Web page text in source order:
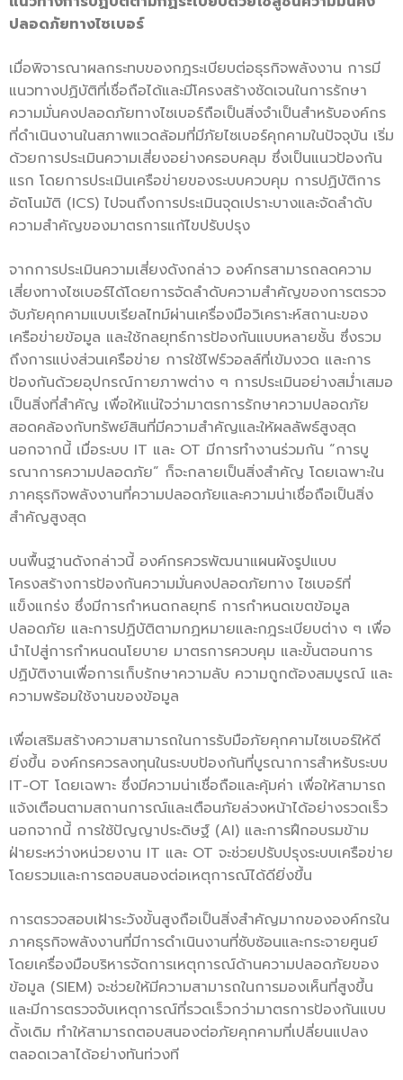
ปลอดภัยทางไซเบอร์
เมื่อพิจารณาผลกระทบของกฎระเบียบต่อธุรกิจพลังงาน การมี
แนวทางปฏิบัติที่เชื่อถือได้และมีโครงสร้างชัดเจนในการรักษา
ความมั่นคงปลอดภัยทางไซเบอร์ถือเป็นสิ่งจำเป็นสำหรับองค์กร
ที่ดำเนินงานในสภาพแวดล้อมที่มีภัยไซเบอร์คุกคามในปัจจุบัน เริ่ม
ด้วยการประเมินความเสี่ยงอย่างครอบคลุม ซึ่งเป็นแนวป้องกัน
แรก โดยการประเมินเครือข่ายของระบบควบคุม การปฏิบัติการ
อัตโนมัติ (ICS) ไปจนถึงการประเมินจุดเปราะบางและจัดลำดับ
ความสำคัญของมาตรการแก้ไขปรับปรุง
จากการประเมินความเสี่ยงดังกล่าว องค์กรสามารถลดความ
เสี่ยงทางไซเบอร์ได้โดยการจัดลำดับความสำคัญของการตรวจ
จับภัยคุกคามแบบเรียลไทม์ผ่านเครื่องมือวิเคราะห์สถานะของ
เครือข่ายข้อมูล และใช้กลยุทธ์การป้องกันแบบหลายชั้น ซึ่งรวม
ถึงการแบ่งส่วนเครือข่าย การใช้ไฟร์วอลล์ที่เข้มงวด และการ
ป้องกันด้วยอุปกรณ์กายภาพต่าง ๆ การประเมินอย่างสม่ำเสมอ
เป็นสิ่งที่สำคัญ เพื่อให้แน่ใจว่ามาตรการรักษาความปลอดภัย
สอดคล้องกับทรัพย์สินที่มีความสำคัญและให้ผลลัพธ์สูงสุด
นอกจากนี้ เมื่อระบบ IT และ OT มีการทำงานร่วมกัน “การบู
รณาการความปลอดภัย” ก็จะกลายเป็นสิ่งสำคัญ โดยเฉพาะใน
ภาคธุรกิจพลังงานที่ความปลอดภัยและความน่าเชื่อถือเป็นสิ่ง
สำคัญสูงสุด
บนพื้นฐานดังกล่าวนี้ องค์กรควรพัฒนาแผนผังรูปแบบ
โครงสร้างการป้องกันความมั่นคงปลอดภัยทาง ไซเบอร์ที่
แข็งแกร่ง ซึ่งมีการกำหนดกลยุทธ์ การกำหนดเขตข้อมูล
ปลอดภัย และการปฏิบัติตามกฏหมายและกฎระเบียบต่าง ๆ เพื่อ
นำไปสู่การกำหนดนโยบาย มาตรการควบคุม และขั้นตอนการ
ปฏิบัติงานเพื่อการเก็บรักษาความลับ ความถูกต้องสมบูรณ์ และ
ความพร้อมใช้งานของข้อมูล
เพื่อเสริมสร้างความสามารถในการรับมือภัยคุกคามไซเบอร์ให้ดี
ยิ่งขึ้น องค์กรควรลงทุนในระบบป้องกันที่บูรณาการสำหรับระบบ
IT-OT โดยเฉพาะ ซึ่งมีความน่าเชื่อถือและคุ้มค่า เพื่อให้สามารถ
แจ้งเตือนตามสถานการณ์และเตือนภัยล่วงหน้าได้อย่างรวดเร็ว
นอกจากนี้ การใช้ปัญญาประดิษฐ์ (AI) และการฝึกอบรมข้าม
ฝ่ายระหว่างหน่วยงาน IT และ OT จะช่วยปรับปรุงระบบเครือข่าย
โดยรวมและการตอบสนองต่อเหตุการณ์ได้ดียิ่งขึ้น
การตรวจสอบเฝ้าระวังขั้นสูงถือเป็นสิ่งสำคัญมากขององค์กรใน
ภาคธุรกิจพลังงานที่มีการดำเนินงานที่ซับซ้อนและกระจายศูนย์
โดยเครื่องมือบริหารจัดการเหตุการณ์ด้านความปลอดภัยของ
ข้อมูล (SIEM) จะช่วยให้มีความสามารถในการมองเห็นที่สูงขึ้น
และมีการตรวจจับเหตุการณ์ที่รวดเร็วกว่ามาตรการป้องกันแบบ
ดั้งเดิม ทำให้สามารถตอบสนองต่อภัยคุกคามที่เปลี่ยนแปลง
ตลอดเวลาได้อย่างทันท่วงที